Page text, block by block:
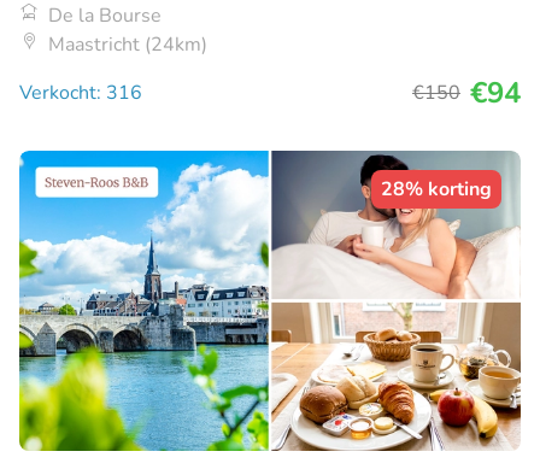
De la Bourse
Maastricht (24km)
Verkocht: 316
€150 €94
28% korting